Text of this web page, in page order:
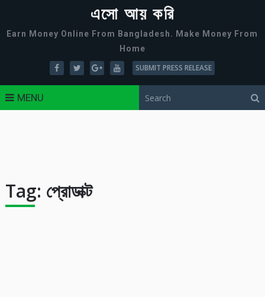
এসো আয় করি
Earn Money Online From Bangladesh. Make Money From
Home
SUBMIT PRESS RELEASE
MENU
Tag: প্রোডাক্ট